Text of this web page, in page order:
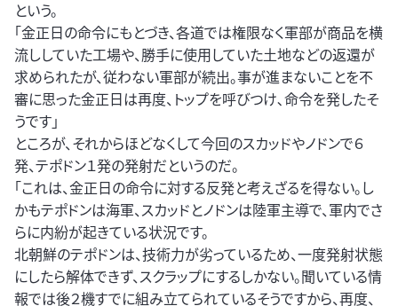
という。
「金正日の命令にもとづき、各道では権限なく軍部が商品を横
流ししていた工場や、勝手に使用していた土地などの返還が
求められたが、従わない軍部が続出。事が進まないことを不
審に思った金正日は再度、トップを呼びつけ､命令を発したそ
うです」
ところが、それからほどなくして今回のスカッドやノドンで６
発、テポドン１発の発射だというのだ。
「これは、金正日の命令に対する反発と考えざるを得ない。し
かもテポドンは海軍、スカッドとノドンは陸軍主導で、軍内でさ
らに内紛が起きている状況です。
北朝鮮のテポドンは、技術力が劣っているため、一度発射状態
にしたら解体できず、スクラップにするしかない。聞いている情
報では後２機すでに組み立てられているそうですから、再度、